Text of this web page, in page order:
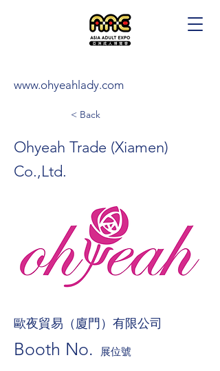
www.ohyeahlady.com
< Back
Ohyeah Trade (Xiamen)
Co.,Ltd.
歐夜貿易（廈門）有限公司
Booth No. 展位號